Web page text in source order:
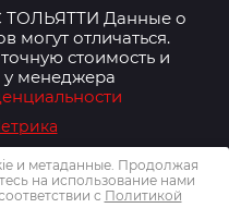
Данные о
могут отличаться.
стоимость и
у менеджера
и метаданные. Продолжая
на использование нами
с Политикой